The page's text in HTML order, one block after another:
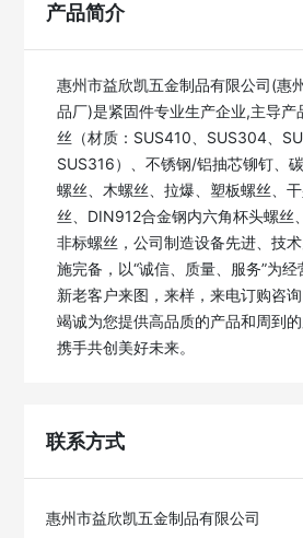
产品简介
惠州市益欣凯五金制品有限公司(惠
品厂)是紧固件专业生产企业,主导产
丝（材质：SUS410、SUS304、
SUS316）、不锈钢/铝抽芯铆钉、
螺丝、木螺丝、拉爆、塑板螺丝、
丝、DIN912合金钢内六角杯头螺丝
非标螺丝，公司制造设备先进、技
施完备，以“诚信、质量、服务”为
新老客户来图，来样，来电订购咨
竭诚为您提供高品质的产品和周到
携手共创美好未来。
联系方式
惠州市益欣凯五金制品有限公司